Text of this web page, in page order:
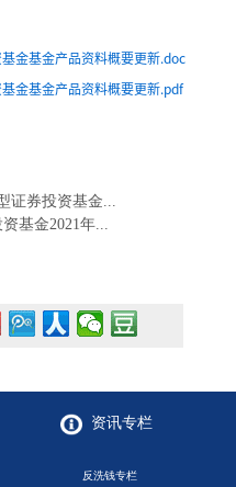
金基金产品资料概要更新.doc
金基金产品资料概要更新.pdf
证券投资基金...
基金2021年...
资讯专栏
反洗钱专栏